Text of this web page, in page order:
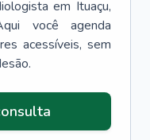
em Ituaçu,
você agenda
acessíveis, sem